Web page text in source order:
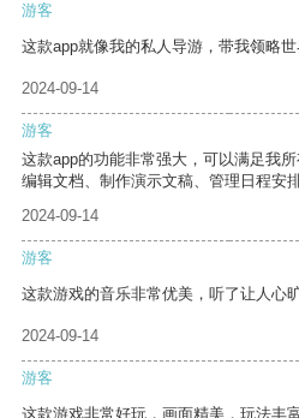
游客
这款app就像我的私人导游，带我领略世
2024-09-14
游客
这款app的功能非常强大，可以满足我
编辑文档、制作演示文稿、管理日程安排
2024-09-14
游客
这款游戏的音乐非常优美，听了让人心旷
2024-09-14
游客
这款游戏非常好玩，画面精美，玩法丰富